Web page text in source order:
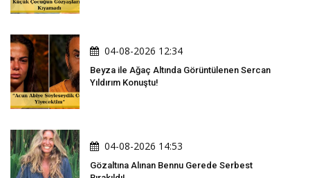
04-08-2026 12:34
Beyza ile Ağaç Altında Görüntülenen Sercan
Yıldırım Konuştu!
04-08-2026 14:53
Gözaltına Alınan Bennu Gerede Serbest